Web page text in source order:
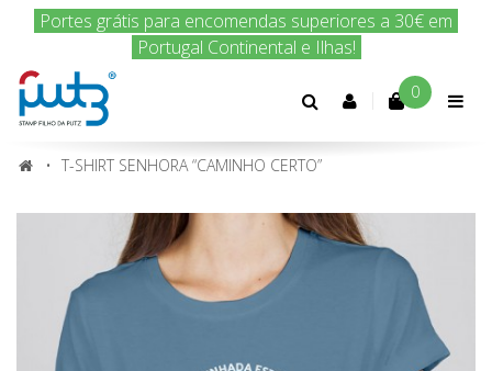
Encomenda hoje e nós enviamos amanhã!
Conta 0
T-SHIRT SENHORA “CAMINHO CERTO”